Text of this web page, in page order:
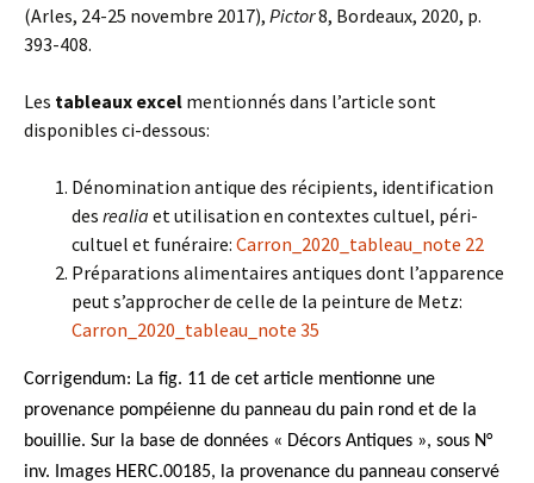
(Arles, 24-25 novembre 2017), Pictor8, Bordeaux, 2020, p.
393-408.
Les tableaux excel mentionnés dans l’article sont
disponibles ci-dessous:
Dénomination antique des récipients, identification
des realia et utilisation en contextes cultuel, péri-
cultuel et funéraire: Carron_2020_tableau_note 22
Préparations alimentaires antiques dont l’apparence
peut s’approcher de celle de la peinture de Metz:
Carron_2020_tableau_note 35
Corrigendum: La fig. 11 de cet article mentionne une
provenance pompéienne du panneau du pain rond et de la
bouillie. Sur la base de données « Décors Antiques », sous N°
inv. Images HERC.00185, la provenance du panneau conservé